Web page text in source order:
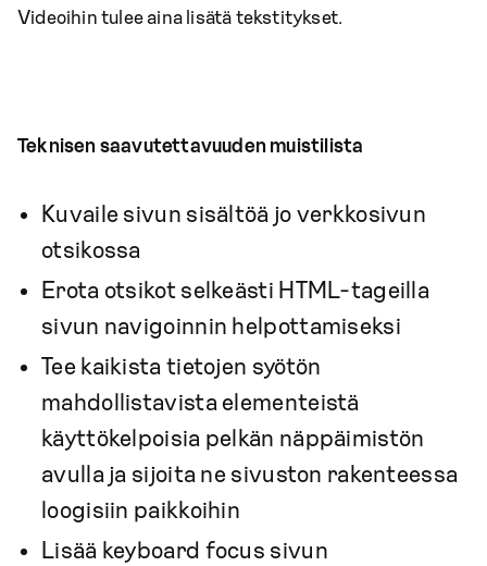
Videoihin tulee aina lisätä tekstitykset.
Teknisen saavutettavuuden muistilista
Kuvaile sivun sisältöä jo verkkosivun
otsikossa
Erota otsikot selkeästi HTML-tageilla
sivun navigoinnin helpottamiseksi
Tee kaikista tietojen syötön
mahdollistavista elementeistä
käyttökelpoisia pelkän näppäimistön
avulla ja sijoita ne sivuston rakenteessa
loogisiin paikkoihin
Lisää keyboard focus sivun